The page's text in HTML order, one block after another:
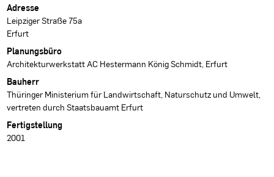
Projektdaten
Adresse
Leipziger Straße 75a
Erfurt
Planungsbüro
Architekturwerkstatt AC Hestermann König Schmidt, Erfurt
Bauherr
Thüringer Ministerium für Landwirtschaft, Naturschutz und Umwelt,
vertreten durch Staatsbauamt Erfurt
Fertigstellung
2001